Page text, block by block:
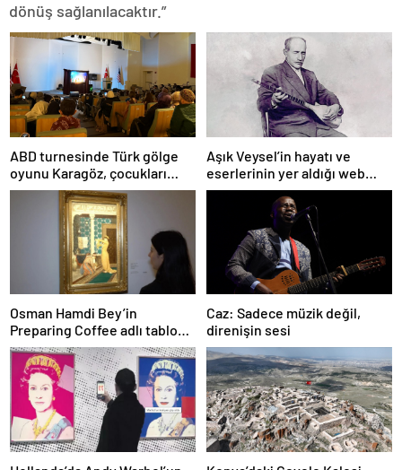
dönüş sağlanılacaktır.”
ABD turnesinde Türk gölge
oyunu Karagöz, çocukları
büyüledi
Aşık Veysel’in hayatı ve
eserlerinin yer aldığı web
portalı hizmete girdi
Osman Hamdi Bey’in
Preparing Coffee adlı tablosu
75 milyon liraya satışa
sunuldu
Caz: Sadece müzik değil,
direnişin sesi